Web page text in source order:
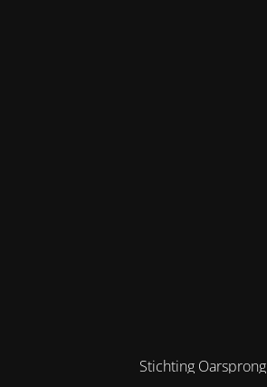
Stichting Oarsprong